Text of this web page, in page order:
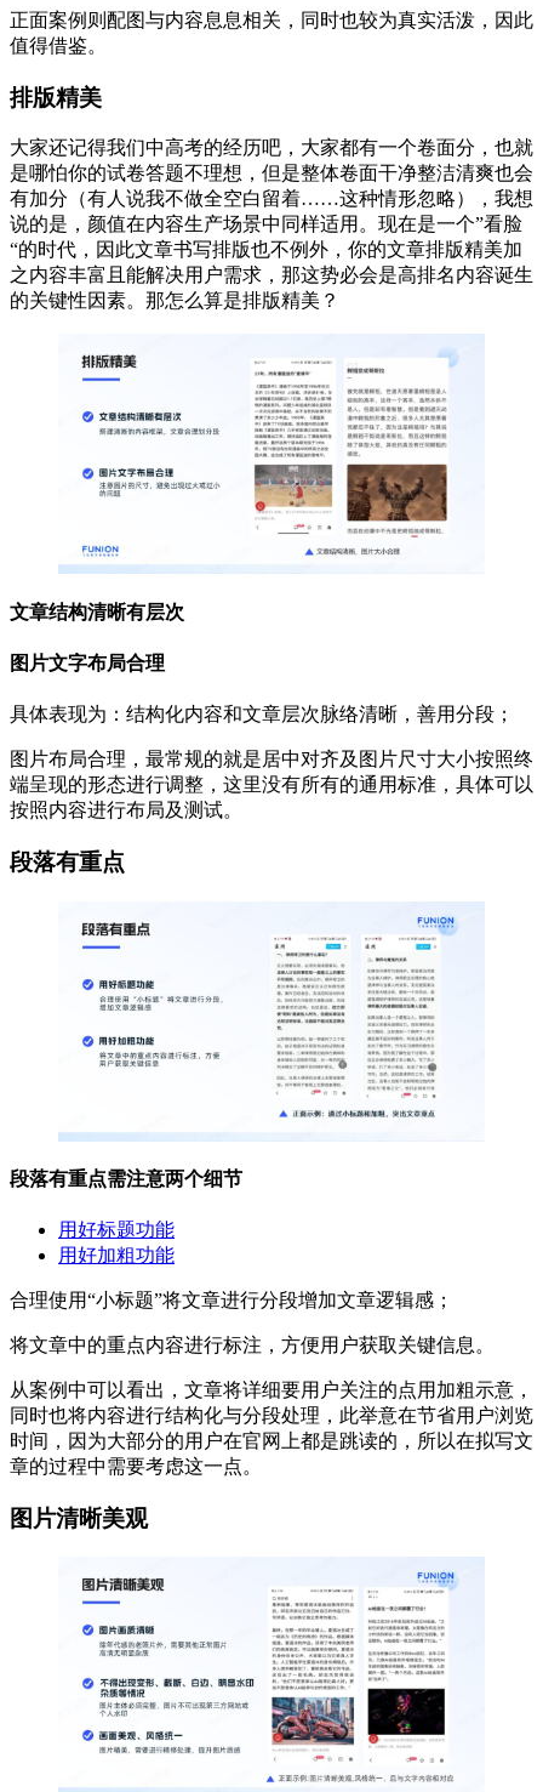
正面案例则配图与内容息息相关，同时也较为真实活泼，因此
值得借鉴。
排版精美
大家还记得我们中高考的经历吧，大家都有一个卷面分，也就
是哪怕你的试卷答题不理想，但是整体卷面干净整洁清爽也会
有加分（有人说我不做全空白留着……这种情形忽略），我想
说的是，颜值在内容生产场景中同样适用。现在是一个”看脸
“的时代，因此文章书写排版也不例外，你的文章排版精美加
之内容丰富且能解决用户需求，那这势必会是高排名内容诞生
的关键性因素。那怎么算是排版精美？
文章结构清晰有层次
图片文字布局合理
具体表现为：结构化内容和文章层次脉络清晰，善用分段；
图片布局合理，最常规的就是居中对齐及图片尺寸大小按照终
端呈现的形态进行调整，这里没有所有的通用标准，具体可以
按照内容进行布局及测试。
段落有重点
段落有重点需注意两个细节
用好标题功能
用好加粗功能
合理使用“小标题”将文章进行分段增加文章逻辑感；
将文章中的重点内容进行标注，方便用户获取关键信息。
从案例中可以看出，文章将详细要用户关注的点用加粗示意，
同时也将内容进行结构化与分段处理，此举意在节省用户浏览
时间，因为大部分的用户在官网上都是跳读的，所以在拟写文
章的过程中需要考虑这一点。
图片清晰美观